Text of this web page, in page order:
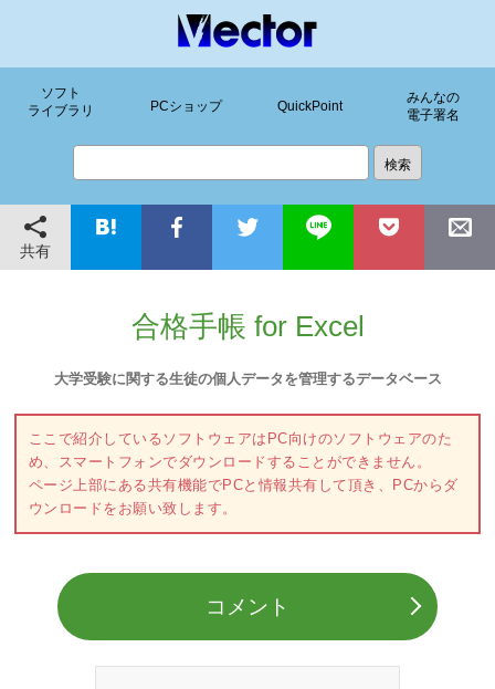
ソフト
ライブラリ
PCショップ QuickPoint
みんなの
電子署名
共有
合格手帳 for Excel
大学受験に関する生徒の個人データを管理するデータベース
ここで紹介しているソフトウェアはPC向けのソフトウェアのた
め、スマートフォンでダウンロードすることができません。
ページ上部にある共有機能でPCと情報共有して頂き、PCからダ
ウンロードをお願い致します。
コメント